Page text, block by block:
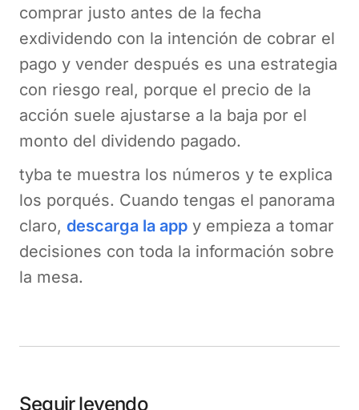
comprar justo antes de la fecha
exdividendo con la intención de cobrar el
pago y vender después es una estrategia
con riesgo real, porque el precio de la
acción suele ajustarse a la baja por el
monto del dividendo pagado.
tyba te muestra los números y te explica
los porqués. Cuando tengas el panorama
claro, descarga la app y empieza a tomar
decisiones con toda la información sobre
la mesa.
Seguir leyendo